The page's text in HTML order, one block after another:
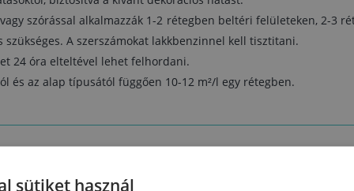
vagy szórással alkalmazzák 1-2 rétegben beltéri felületeken, 2-3
szükséges. A szerszámokat lakkbenzinnel kell tisztitani.
24 óra elteltével lehet felhordani.
és az alap típusától függően 10-12 m²/l egy rétegben.
sütiket használ